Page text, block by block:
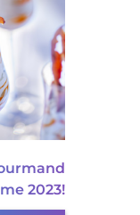
2023!